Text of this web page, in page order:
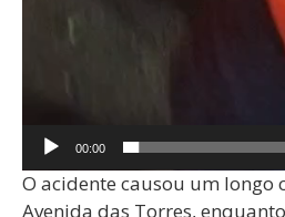
00:00
O acidente causou um longo
Avenida das Torres,